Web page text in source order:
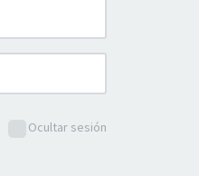
Ocultar sesión